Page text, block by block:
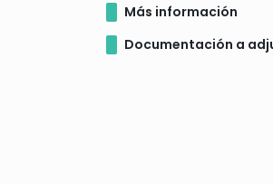
Más información
Documentación a